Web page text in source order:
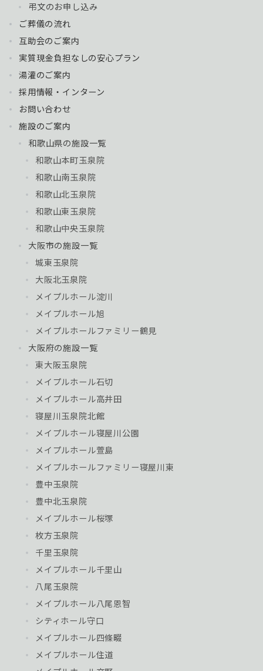
弔文のお申し込み
ご葬儀の流れ
互助会のご案内
実質現金負担なしの安心プラン
湯灌のご案内
採用情報・インターン
お問い合わせ
施設のご案内
和歌山県の施設一覧
和歌山本町玉泉院
和歌山南玉泉院
和歌山北玉泉院
和歌山東玉泉院
和歌山中央玉泉院
大阪市の施設一覧
城東玉泉院
大阪北玉泉院
メイプルホール淀川
メイプルホール旭
メイプルホールファミリー鶴見
大阪府の施設一覧
東大阪玉泉院
メイプルホール石切
メイプルホール高井田
寝屋川玉泉院北館
メイプルホール寝屋川公園
メイプルホール萱島
メイプルホールファミリー寝屋川東
豊中玉泉院
豊中北玉泉院
メイプルホール桜塚
枚方玉泉院
千里玉泉院
メイプルホール千里山
八尾玉泉院
メイプルホール八尾恩智
シティホール守口
メイプルホール四條畷
メイプルホール住道